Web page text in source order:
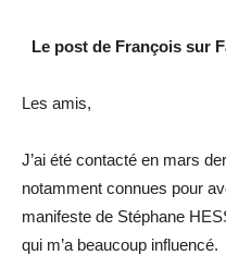
Le post de François sur
Les amis,
J’ai été contacté en mars
notamment connues pour
manifeste de Stéphane
qui m’a beaucoup influencé.